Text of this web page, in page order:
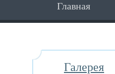
Главная
Галерея